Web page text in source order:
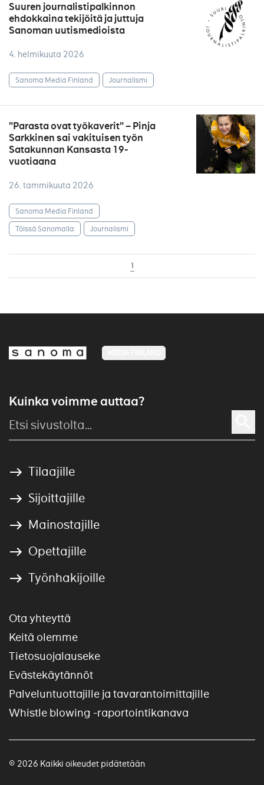
Suuren journalistipalkinnon
ehdokkaina tekijöitä ja juttuja
Sanoman uutismedioista
4. helmikuuta 2026
Sanoma Media Finland Journalismi
”Parasta ovat työkaverit” – Pinja
Sarkkinen sai vakituisen työn
Satakunnan Kansasta 19-
vuotiaana
26. tammikuuta 2026
Sanoma Media Finland
Töissä Sanomalla
Journalismi
1
Kuinka voimme auttaa?
Tilaajille
Sijoittajille
Mainostajille
Opettajille
Työnhakijoille
Ota yhteyttä
Keitä olemme
Tietosuojalauseke
Evästekäytännöt
Palveluntuottajille ja tavarantoimittajille
Whistle blowing -raportointikanava
© 2026 Kaikki oikeudet pidätetään